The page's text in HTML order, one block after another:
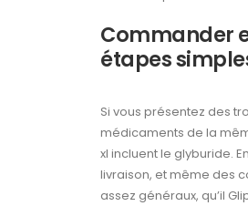
Commander
étapes
Si vous présentez des
médicaments de la
xl incluent le glyburide.
livraison, et même des
assez généraux, qu’il